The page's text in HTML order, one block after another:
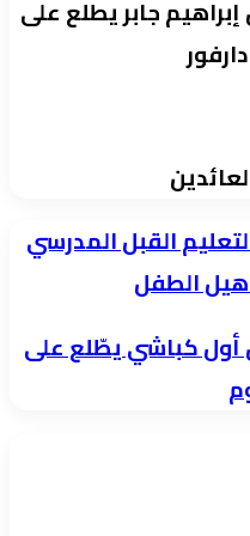
جابر يطلع على
القبل المدرسي
الطفل
كباشي يطّلع على